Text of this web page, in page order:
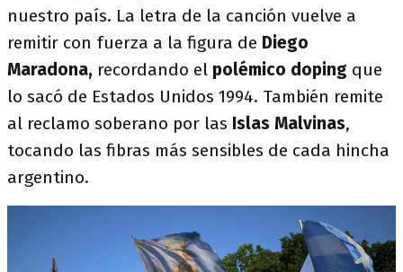
nuestro país. La letra de la canción vuelve a
remitir con fuerza a la figura de Diego
Maradona, recordando el polémico doping que
lo sacó de Estados Unidos 1994. También remite
al reclamo soberano por las Islas Malvinas,
tocando las fibras más sensibles de cada hincha
argentino.